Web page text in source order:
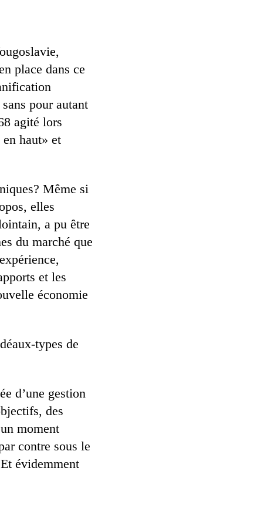
place dans ce
pour autant
agité lors
haut» et
Même si
elles
a pu être
du marché que
et les
économie
types de
d’une gestion
des
moment
contre sous le
évidemment